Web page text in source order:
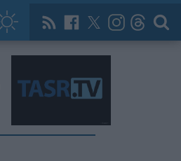
Magazín News Now Archív